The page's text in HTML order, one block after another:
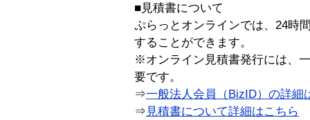
■見積書について
ぷらっとオンラインでは、24時
することができます。
※オンライン見積書発行には、
要です。
⇒一般法人会員（BizID）の詳細
⇒ 見積書について詳細はこちら